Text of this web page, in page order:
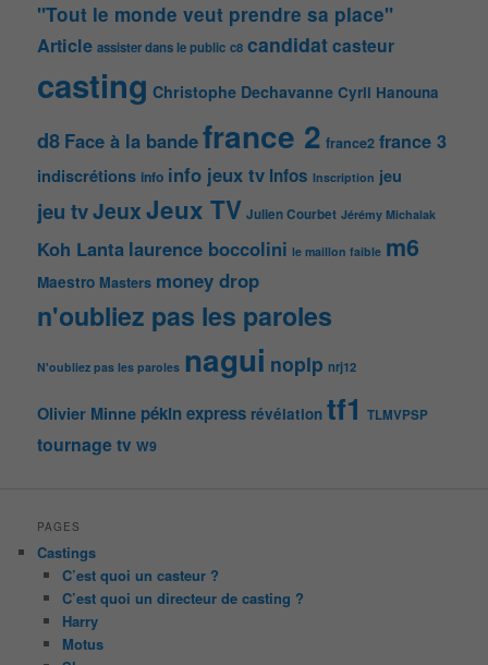
"Tout le monde veut prendre sa place"
Article assister dans le public c8 candidatcasteur
casting Christophe Dechavanne Cyril Hanouna
d8 Face à la bandefrance 2 france2 france 3
indiscrétions info info jeux tv Infos Inscription jeu
jeu tvJeuxJeux TV Julien Courbet Jérémy Michalak
Koh Lanta laurence boccolini le maillon faible m6
Maestro Masters money drop
n'oubliez pas les paroles
N'oubliez pas les paroles nagui noplp nrj12
Olivier Minne pékin express révélation tf1 TLMVPSP
tournagetv W9
PAGES
Castings
C’est quoi un casteur ?
C’est quoi un directeur de casting ?
Harry
Motus